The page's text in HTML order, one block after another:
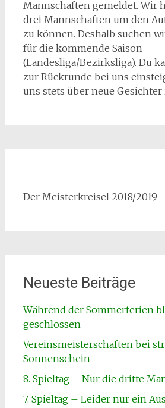
Mannschaften gemeldet. Wir
drei Mannschaften um den
zu können. Deshalb suchen
für die kommende Saison
(Landesliga/Bezirksliga). Du
zur Rückrunde bei uns
uns stets über neue
Der Meisterkreisel 2018/2019
Neueste Beiträge
Während der Sommerferien
geschlossen
Vereinsmeisterschaften bei
Sonnenschein
8. Spieltag – Nur die dritte
7. Spieltag – Leider nur ein